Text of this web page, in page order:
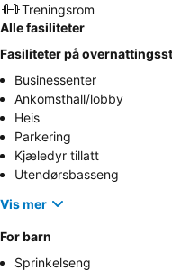
Treningsrom
Alle fasiliteter
Fasiliteter på
Businessenter
Ankomsthall/lobby
Heis
Parkering
Kjæledyr tillatt
Utendørsbasseng
Vis mer
For barn
Sprinkelseng